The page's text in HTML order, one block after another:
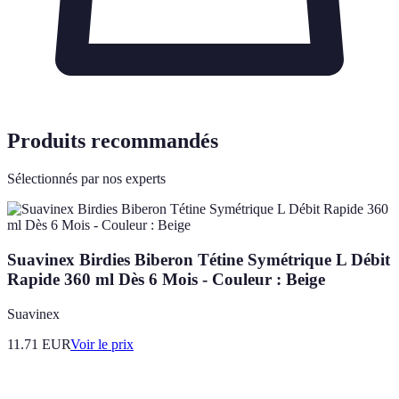
Produits recommandés
Sélectionnés par nos experts
Suavinex Birdies Biberon Tétine Symétrique L Débit
Rapide 360 ml Dès 6 Mois - Couleur : Beige
Suavinex
11.71 EURVoir le prix